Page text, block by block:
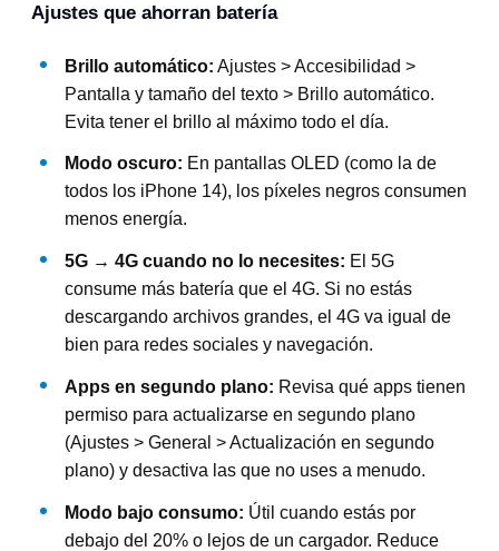
Ajustes que ahorran batería
Brillo automático: Ajustes > Accesibilidad >
Pantalla y tamaño del texto > Brillo automático.
Evita tener el brillo al máximo todo el día.
Modo oscuro: En pantallas OLED (como la de
todos los iPhone 14), los píxeles negros consumen
menos energía.
5G → 4G cuando no lo necesites: El 5G
consume más batería que el 4G. Si no estás
descargando archivos grandes, el 4G va igual de
bien para redes sociales y navegación.
Apps en segundo plano: Revisa qué apps tienen
permiso para actualizarse en segundo plano
(Ajustes > General > Actualización en segundo
plano) y desactiva las que no uses a menudo.
Modo bajo consumo: Útil cuando estás por
debajo del 20% o lejos de un cargador. Reduce